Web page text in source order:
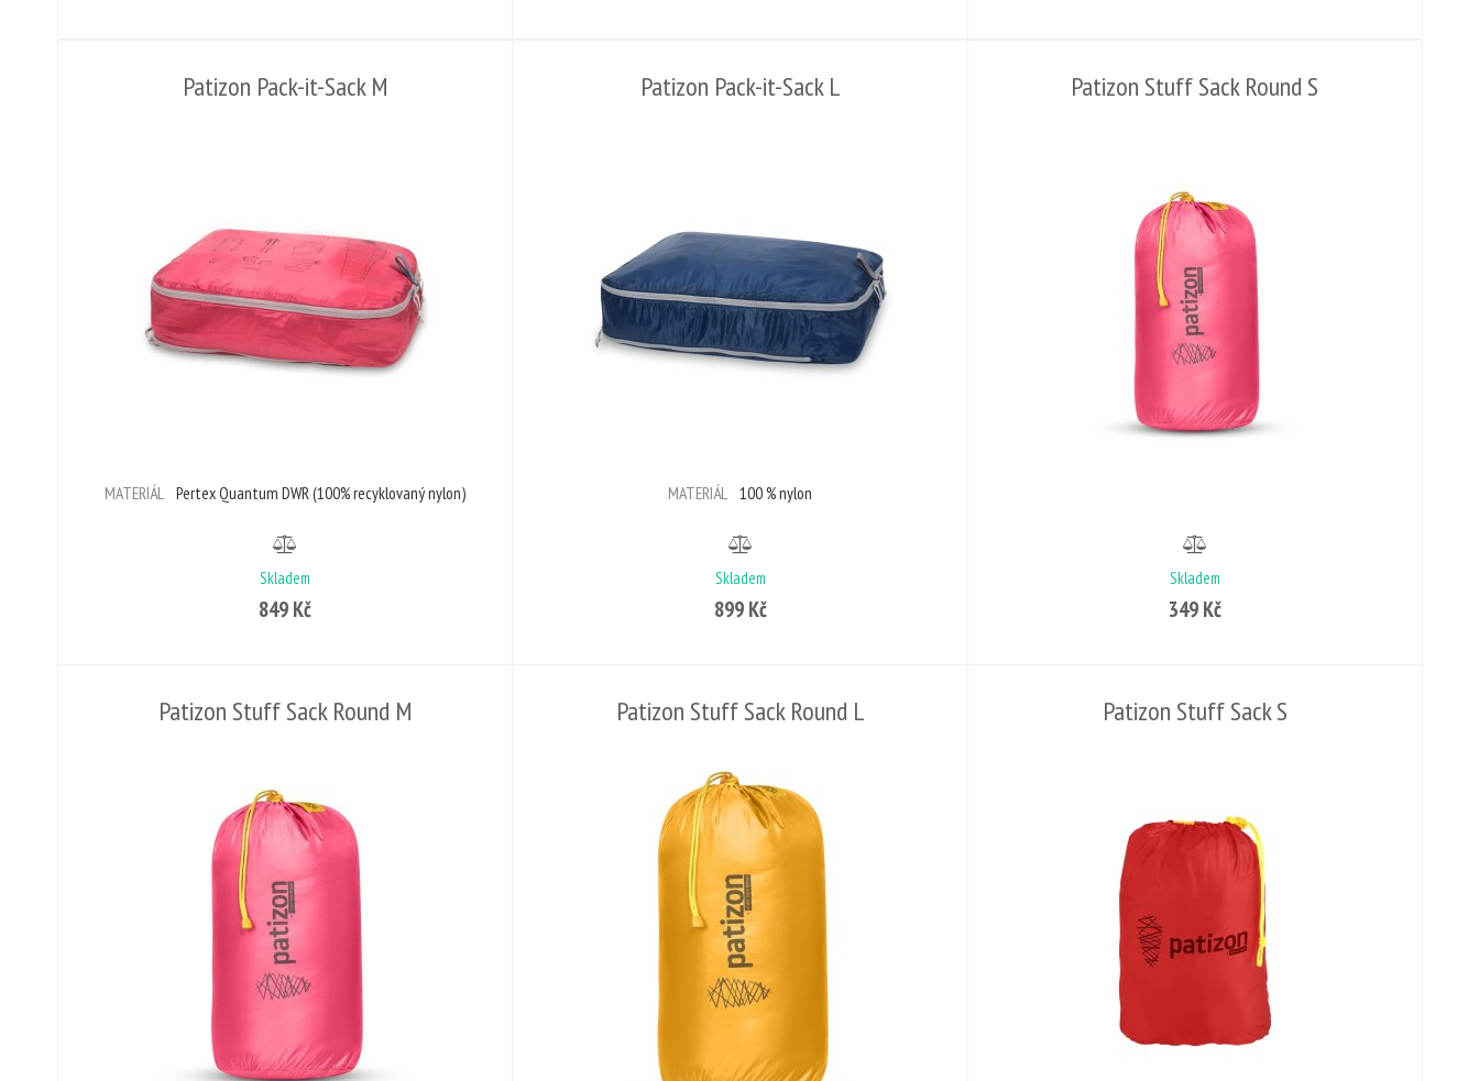
Patizon Pack-it-Sack M
MATERIÁL Pertex Quantum DWR (100% recyklovaný nylon)
Skladem
849 Kč
Patizon Pack-it-Sack L
MATERIÁL 100 % nylon
Skladem
899 Kč
Patizon Stuff Sack Round S
Skladem
349 Kč
Patizon Stuff Sack Round M Patizon Stuff Sack Round L Patizon Stuff Sack S